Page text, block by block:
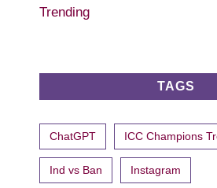
Trending
TAGS
ChatGPT ICC Champions
Ind vs Ban Instagram